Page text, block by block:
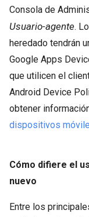
Consola de
Usuario-agente.
heredado tendrán
Google Apps
que utilicen el
Android Device
obtener
dispositivos
Cómo difiere el
nuevo
Entre los